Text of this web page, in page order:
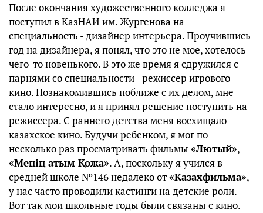
После окончания художественного колледжа я
поступил в КазНАИ им. Жургенова на
специальность - дизайнер интерьера. Проучившись
год на дизайнера, я понял, что это не мое, хотелось
чего-то новенького. В это же время я сдружился с
парнями со специальности - режиссер игрового
кино. Познакомившись поближе с их делом, мне
стало интересно, и я принял решение поступить на
режиссера. С раннего детства меня восхищало
казахское кино. Будучи ребенком, я мог по
несколько раз просматривать фильмы «Лютый»,
«Менің атым Қожа». А, поскольку я учился в
средней школе №146 недалеко от«Казахфильма»,
у нас часто проводили кастинги на детские роли.
Вот так мои школьные годы были связаны с кино.